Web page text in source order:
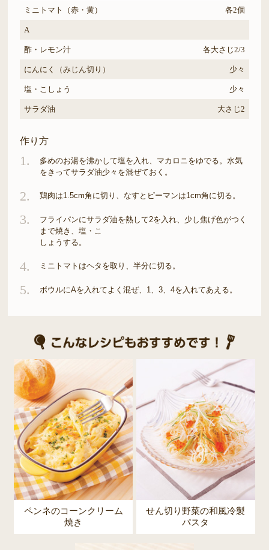
ミニトマト（赤・黄） 各2個
A
酢・レモン汁 各大さじ2/3
にんにく（みじん切り） 少々
塩・こしょう 少々
サラダ油 大さじ2
作り方
1.
多めのお湯を沸かして塩を入れ、マカロニをゆでる。水気
をきってサラダ油少々を混ぜておく。
2. 鶏肉は1.5cm角に切り、なすとピーマンは1cm角に切る。
3.
フライパンにサラダ油を熱して2を入れ、少し焦げ色がつく
まで焼き、塩・こ
しょうする。
4. ミニトマトはヘタを取り、半分に切る。
5. ボウルにAを入れてよく混ぜ、1、3、4を入れてあえる。
ペンネのコーンクリーム
焼き
せん切り野菜の和風冷製
パスタ